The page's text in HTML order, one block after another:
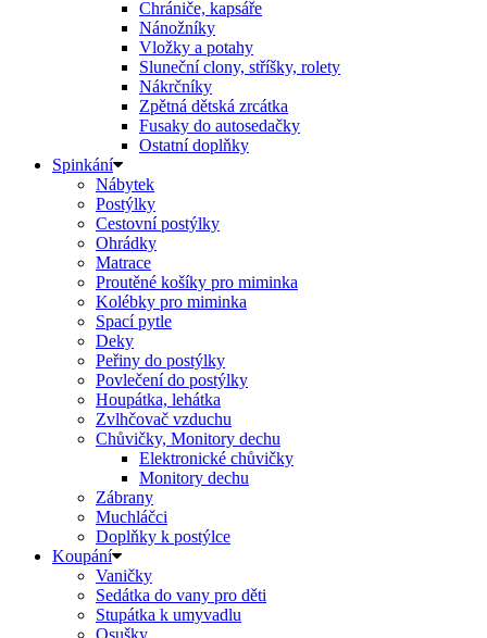
Chrániče, kapsáře
Nánožníky
Vložky a potahy
Sluneční clony, stříšky, rolety
Nákrčníky
Zpětná dětská zrcátka
Fusaky do autosedačky
Ostatní doplňky
Spinkání
Nábytek
Postýlky
Cestovní postýlky
Ohrádky
Matrace
Proutěné košíky pro miminka
Kolébky pro miminka
Spací pytle
Deky
Peřiny do postýlky
Povlečení do postýlky
Houpátka, lehátka
Zvlhčovač vzduchu
Chůvičky, Monitory dechu
Elektronické chůvičky
Monitory dechu
Zábrany
Muchláčci
Doplňky k postýlce
Koupání
Vaničky
Sedátka do vany pro děti
Stupátka k umyvadlu
Osušky